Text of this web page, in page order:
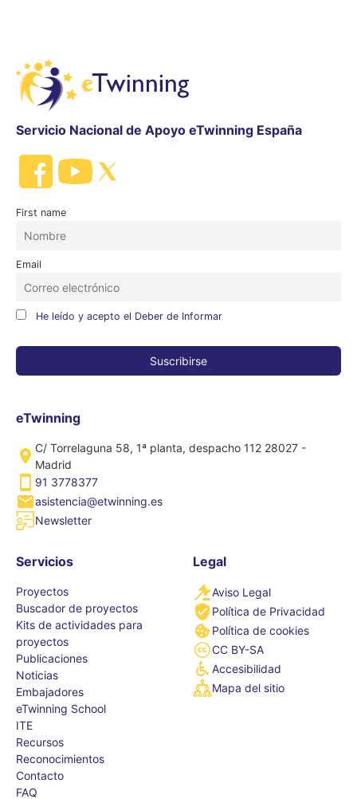
Servicio Nacional de Apoyo eTwinning España
First name
Email
He leído y acepto el Deber de Informar
eTwinning
C/ Torrelaguna 58, 1ª planta, despacho 112 28027 -
Madrid
91 3778377
asistencia@etwinning.es
Newsletter
Servicios
Proyectos
Buscador de proyectos
Kits de actividades para
proyectos
Publicaciones
Noticias
Embajadores
eTwinning School
ITE
Recursos
Reconocimientos
Contacto
FAQ
Legal
Aviso Legal
Política de Privacidad
Política de cookies
CC BY-SA
Accesibilidad
Mapa del sitio